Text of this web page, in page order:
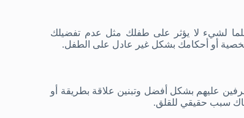
لشيء لا يؤثر على طفلك مثل عدم تفضيلك
أو أحكامك بشكل غير عادل على الطفل.
عليهم بشكل أفضل وتبنين علاقة بطريقة أو
سبب حقيقي للقلق.